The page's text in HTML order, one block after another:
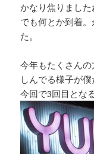
かなり焦りました
でも何とか到着
た。
今年もたくさん
しんでる様子が
今回で3回目とな